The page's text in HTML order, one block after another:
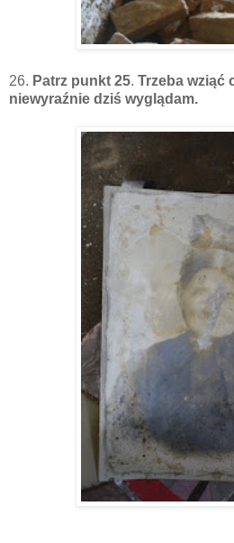
26. Patrz punkt 25. Trzeba wziąć
niewyraźnie dziś wyglądam.